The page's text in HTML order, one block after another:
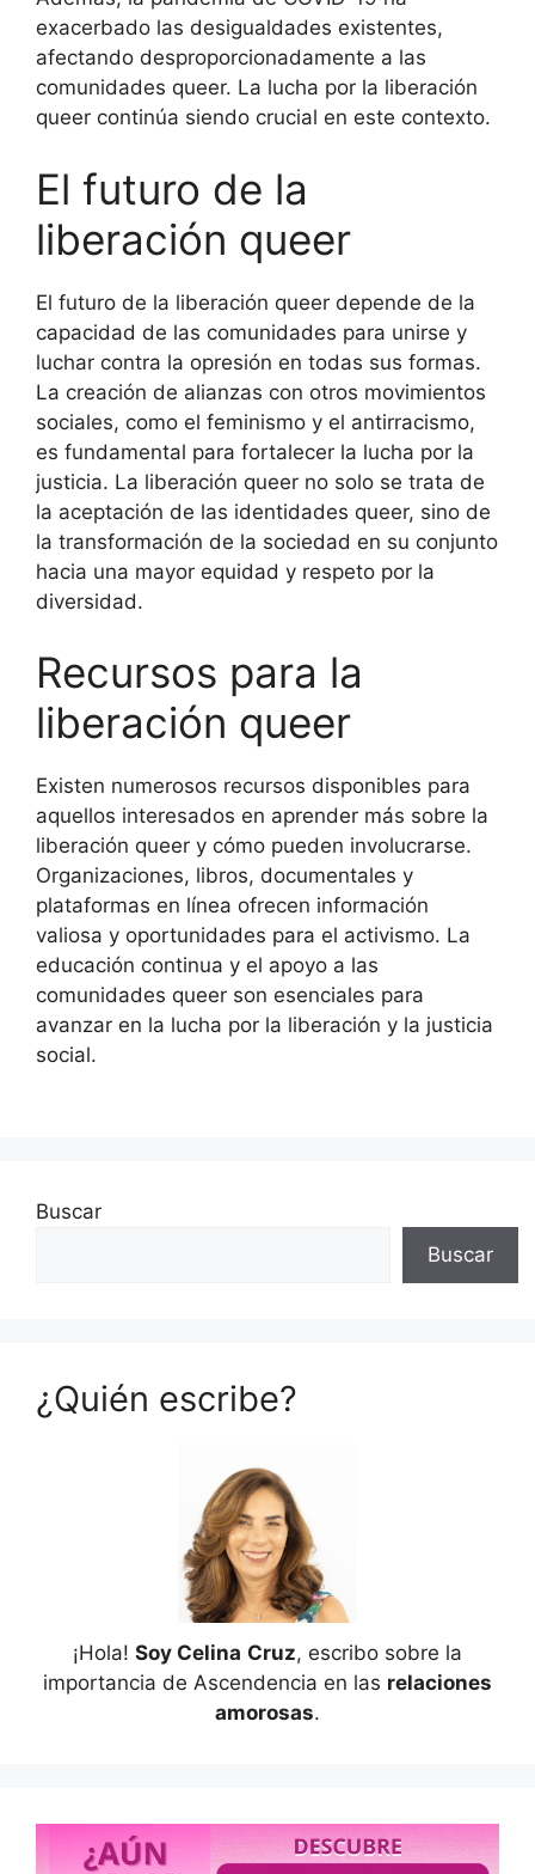
exacerbado las desigualdades existentes,
afectando desproporcionadamente a las
comunidades queer. La lucha por la liberación
queer continúa siendo crucial en este contexto.
El futuro de la
liberación queer
El futuro de la liberación queer depende de la
capacidad de las comunidades para unirse y
luchar contra la opresión en todas sus formas.
La creación de alianzas con otros movimientos
sociales, como el feminismo y el antirracismo,
es fundamental para fortalecer la lucha por la
justicia. La liberación queer no solo se trata de
la aceptación de las identidades queer, sino de
la transformación de la sociedad en su conjunto
hacia una mayor equidad y respeto por la
diversidad.
Recursos para la
liberación queer
Existen numerosos recursos disponibles para
aquellos interesados en aprender más sobre la
liberación queer y cómo pueden involucrarse.
Organizaciones, libros, documentales y
plataformas en línea ofrecen información
valiosa y oportunidades para el activismo. La
educación continua y el apoyo a las
comunidades queer son esenciales para
avanzar en la lucha por la liberación y la justicia
social.
Buscar
Buscar
¿Quién escribe?
¡Hola! Soy Celina Cruz, escribo sobre la
importancia de Ascendencia en las relaciones
amorosas.